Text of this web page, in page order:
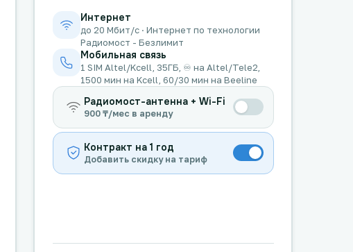
Интернет
до 20 Мбит/с · Интернет по технологии
Радиомост - Безлимит
Мобильная связь
1 SIM Altel/Kcell, 35ГБ, ♾️ на Altel/Tele2,
1500 мин на Kcell, 60/30 мин на Beeline
Радиомост-антенна + Wi-Fi
900 ₸/мес в аренду
Контракт на 1 год
Добавить скидку на тариф